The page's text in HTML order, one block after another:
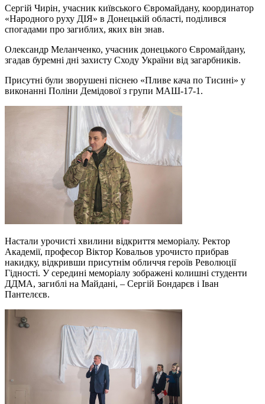
Сергій Чирін, учасник київського Євромайдану, координатор
«Народного руху ДІЯ» в Донецькій області, поділився
спогадами про загиблих, яких він знав.
Олександр Меланченко, учасник донецького Євромайдану,
згадав буремні дні захисту Сходу України від загарбників.
Присутні були зворушені піснею «Пливе кача по Тисині» у
виконанні Поліни Демідової з групи МАШ-17-1.
Настали урочисті хвилини відкриття меморіалу. Ректор
Академії, професор Віктор Ковальов урочисто прибрав
накидку, відкривши присутнім обличчя героїв Революції
Гідності. У середині меморіалу зображені колишні студенти
ДДМА, загиблі на Майдані, – Сергій Бондарєв і Іван
Пантелєєв.